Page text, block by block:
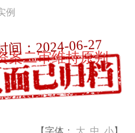
间：2024-06-27
例
案二审维持原判
【字体： 大 中 小】